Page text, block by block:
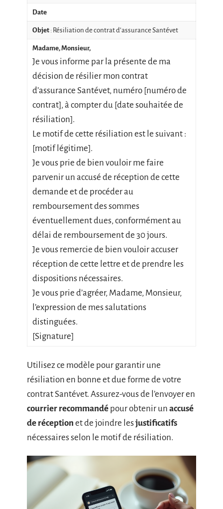
Date
Objet : Résiliation de contrat d’assurance Santévet
Madame, Monsieur,
Je vous informe par la présente de ma
décision de résilier mon contrat
d’assurance Santévet, numéro [numéro de
contrat], à compter du [date souhaitée de
résiliation].
Le motif de cette résiliation est le suivant :
[motif légitime].
Je vous prie de bien vouloir me faire
parvenir un accusé de réception de cette
demande et de procéder au
remboursement des sommes
éventuellement dues, conformément au
délai de remboursement de 30 jours.
Je vous remercie de bien vouloir accuser
réception de cette lettre et de prendre les
dispositions nécessaires.
Je vous prie d’agréer, Madame, Monsieur,
l’expression de mes salutations
distinguées.
[Signature]
Utilisez ce modèle pour garantir une
résiliation en bonne et due forme de votre
contrat Santévet. Assurez-vous de l’envoyer en
courrier recommandé pour obtenir un accusé
de réception et de joindre lesjustificatifs
nécessaires selon le motif de résiliation.